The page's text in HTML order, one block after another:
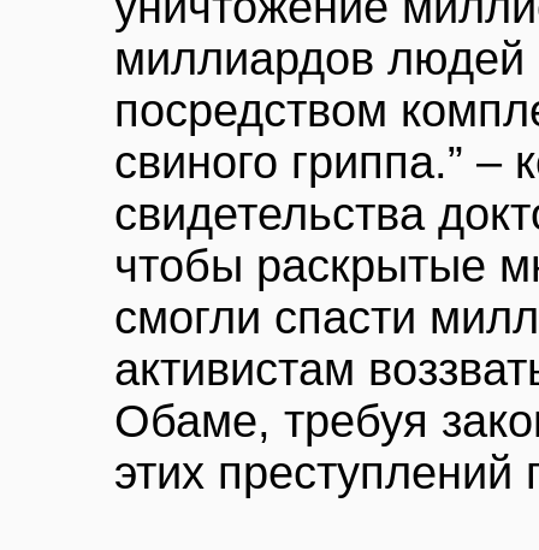
миллиардов
посредством
свиного гриппа.” –
свидетельства
чтобы раскрытые
смогли спасти
активистам
Обаме, требуя
этих преступлений